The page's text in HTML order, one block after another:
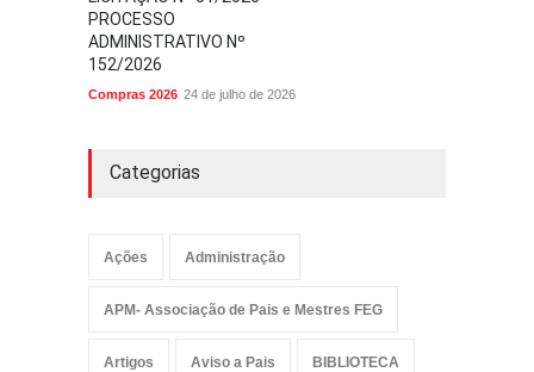
PROCESSO
ADMINISTRATIVO Nº
152/2026
Compras 2026 24 de julho de 2026
Categorias
Ações Administração
APM- Associação de Pais e Mestres FEG
Artigos Aviso a Pais BIBLIOTECA